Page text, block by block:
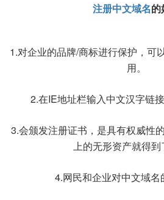
注册中文域名的
1.对企业的品牌/商标进行保护，可
用。
2.在IE地址栏输入中文汉字链
3.会颁发注册证书，是具有权威性
上的无形资产就得到
4.网民和企业对中文域名